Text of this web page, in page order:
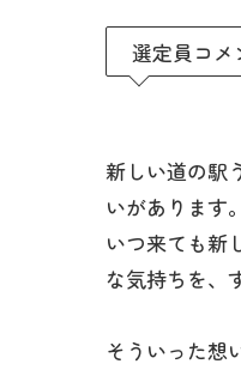
選定員コメ
新しい道の駅
いがあります。
いつ来ても新
な気持ちを、
そういった想